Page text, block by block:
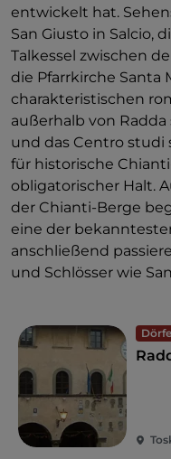
entwickelt hat.
San Giusto in Salcio,
Talkessel zwischen
die Pfarrkirche Santa
charakteristischen
außerhalb von Radda
und das Centro
für historische
obligatorischer Halt.
der Chianti-Berge
eine der
anschließend
und Schlösser wie